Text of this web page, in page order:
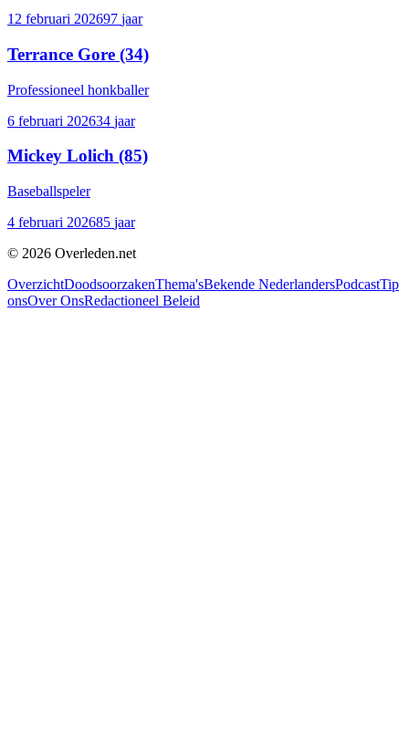
12 februari 202697 jaar
Terrance Gore (34)
Professioneel honkballer
6 februari 202634 jaar
Mickey Lolich (85)
Baseballspeler
4 februari 202685 jaar
© 2026 Overleden.net
OverzichtDoodsoorzakenThema'sBekende NederlandersPodcastTip
onsOver OnsRedactioneel Beleid